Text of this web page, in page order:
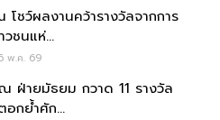
ชว์ผลงานคว้ารางวัลจากการ
วชนแห่...
พ.ค. 69
ฝ่ายมัธยม กวาด 11 รางวัล
กย้ำศัก...